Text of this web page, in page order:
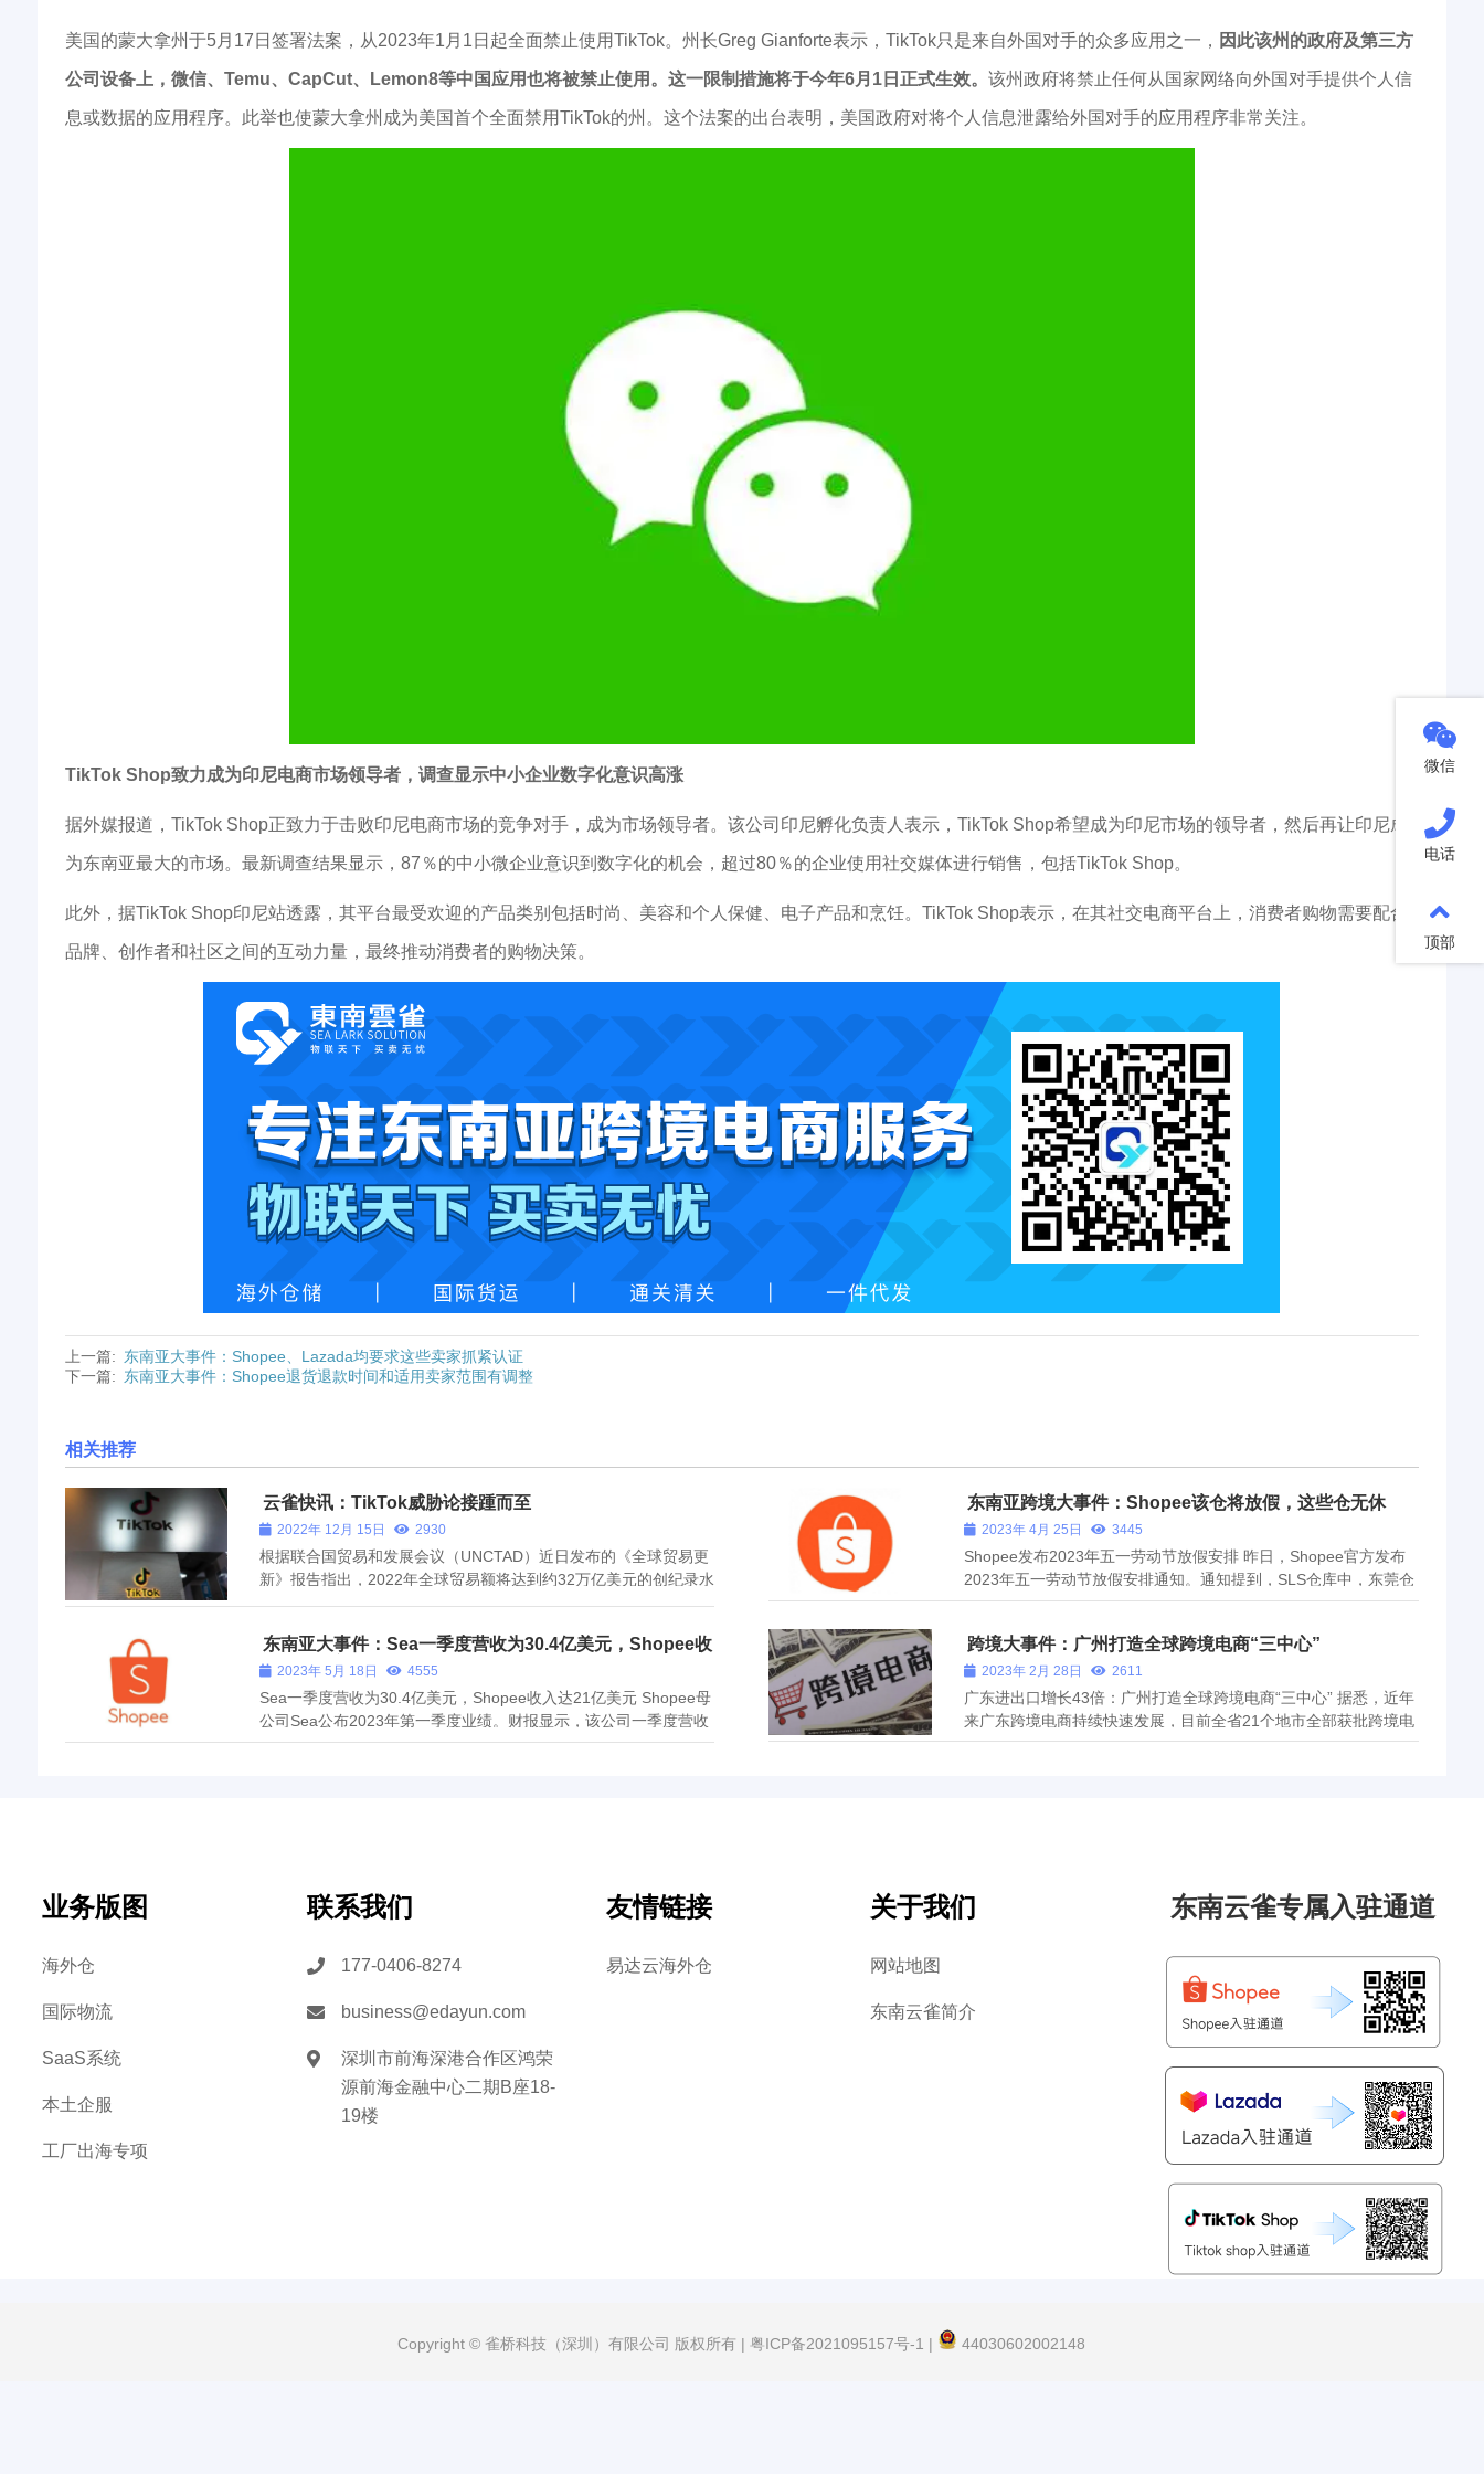
美国的蒙大拿州于5月17日签署法案，从2023年1月1日起全面禁止使用TikTok。州长Greg Gianforte表示，TikTok只是来自外国对手的众多应用之一， 因此该州的政府及第三方
公司设备上，微信、Temu、CapCut、Lemon8等中国应用也将被禁止使用。这一限制措施将于今年6月1日正式生效。该州政府将禁止任何从国家网络向外国对手提供个人信
息或数据的应用程序。此举也使蒙大拿州成为美国首个全面禁用TikTok的州。这个法案的出台表明，美国政府对将个人信息泄露给外国对手的应用程序非常关注。
TikTok Shop致力成为印尼电商市场领导者，调查显示中小企业数字化意识高涨
据外媒报道，TikTok Shop正致力于击败印尼电商市场的竞争对手，成为市场领导者。该公司印尼孵化负责人表示，TikTok Shop希望成为印尼市场的领导者，然后再让印尼成
为东南亚最大的市场。最新调查结果显示，87％的中小微企业意识到数字化的机会，超过80％的企业使用社交媒体进行销售，包括TikTok Shop。
此外，据TikTok Shop印尼站透露，其平台最受欢迎的产品类别包括时尚、美容和个人保健、电子产品和烹饪。TikTok Shop表示，在其社交电商平台上，消费者购物需要配合
品牌、创作者和社区之间的互动力量，最终推动消费者的购物决策。
上一篇: 东南亚大事件：Shopee、Lazada均要求这些卖家抓紧认证
下一篇: 东南亚大事件：Shopee退货退款时间和适用卖家范围有调整
相关推荐
云雀快讯：TikTok威胁论接踵而至
2022年 12月 15日 2930
根据联合国贸易和发展会议（UNCTAD）近日发布的《全球贸易更
新》报告指出，2022年全球贸易额将达到约32万亿美元的创纪录水
平。货物贸易总额预计将达到近25万亿美元，比2021年增长约
15%。 中国石油官微消息，...
东南亚跨境大事件：Shopee该仓将放假，这些仓无休
2023年 4月 25日 3445
Shopee发布2023年五一劳动节放假安排 昨日，Shopee官方发布
2023年五一劳动节放假安排通知。通知提到，SLS仓库中，东莞仓
正常上班；义乌仓正常上班；泉州仓正常上班；香港仓4月30日-5
东南亚站点（新加坡站...
东南亚大事件：Sea一季度营收为30.4亿美元，Shopee收
入达21亿美元
2023年 5月 18日 4555
Sea一季度营收为30.4亿美元，Shopee收入达21亿美元 Shopee母
公司Sea公布2023年第一季度业绩。财报显示，该公司一季度营收
为30.4亿美元，同比增长5%；净利润为8810万美元，连续两个季
跨境大事件：广州打造全球跨境电商“三中心”
2023年 2月 28日 2611
广东进出口增长43倍：广州打造全球跨境电商“三中心” 据悉，近年
来广东跨境电商持续快速发展，目前全省21个地市全部获批跨境电
商综试区，实现综试区全省覆盖，数量全国第一。省商务厅数据显
业务版图
海外仓
国际物流
SaaS系统
本土企服
工厂出海专项
联系我们
177-0406-8274
business@edayun.com
深圳市前海深港合作区鸿荣
源前海金融中心二期B座18-
19楼
友情链接
易达云海外仓
关于我们
网站地图
东南云雀简介
东南云雀专属入驻通道
Copyright © 雀桥科技（深圳）有限公司 版权所有 | 粤ICP备2021095157号-1 | 44030602002148
微信
电话
顶部